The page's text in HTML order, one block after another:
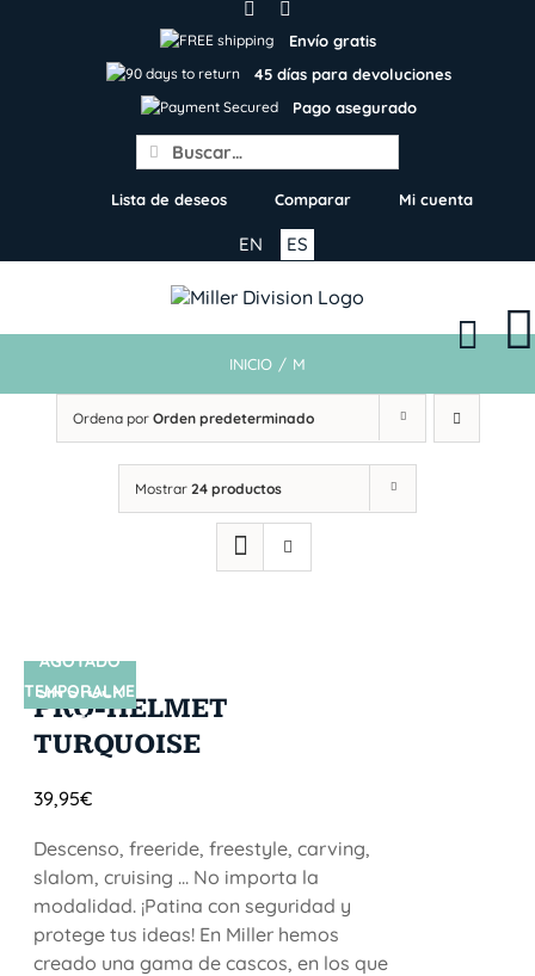
Envío gratis
45 días para devoluciones
Pago asegurado
Search
for:
Lista de deseos Comparar Mi cuenta
ES
EN
INICIO / M
Ordena por Orden predeterminado
Mostrar 24 productos
SIN STOCK
AGOTADO
TEMPORALME
NTE
PRO-HELMET
TURQUOISE
39,95€
Descenso, freeride, freestyle, carving,
slalom, cruising ... No importa la
modalidad. ¡Patina con seguridad y
protege tus ideas! En Miller hemos
creado una gama de cascos, en los que